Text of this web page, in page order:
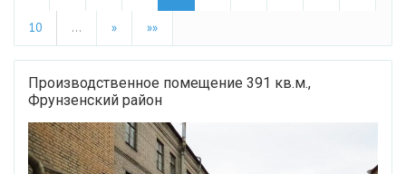
10 … » »»
Производственное помещение 391 кв.м.,
Фрунзенский район